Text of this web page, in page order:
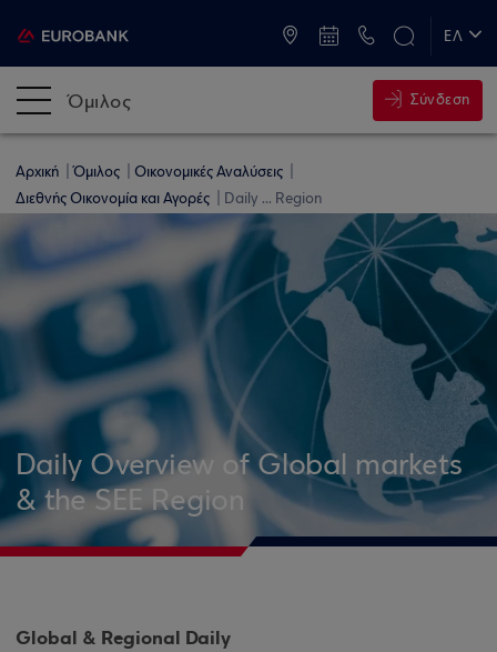
ΕΛ
Όμιλος Σύνδεση
Αρχική Όμιλος
Οικονομικές Αναλύσεις
Διεθνής Οικονομία και Αγορές
Daily ... Region
Daily Overview of Global markets
& the SEE Region
Global & Regional Daily